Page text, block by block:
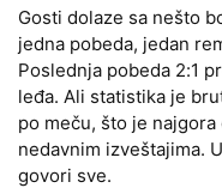
Gosti dolaze sa nešto
jedna pobeda, jedan
Poslednja pobeda 2:1
leđa. Ali statistika je
po meču, što je
nedavnim izveštajima.
govori sve.